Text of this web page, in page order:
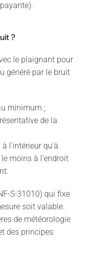
?
le plaignant pour
généré par le bruit
minimum ;
de la
l'intérieur qu'à
moins à l'endroit
S-31010) qui fixe
soit valable.
de météorologie
des principes